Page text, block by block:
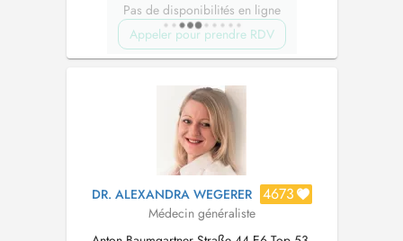
Pas de disponibilités en ligne
Appeler pour prendre RDV
DR. ALEXANDRA WEGERER 4673
Médecin généraliste